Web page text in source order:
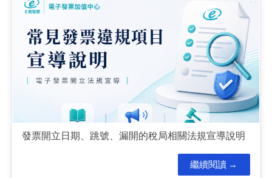
發票開立日期、跳號、漏開的稅局相關法規宣導說明
繼續閱讀